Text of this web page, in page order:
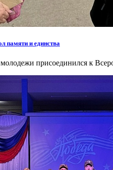
памяти и единства
присоединился к